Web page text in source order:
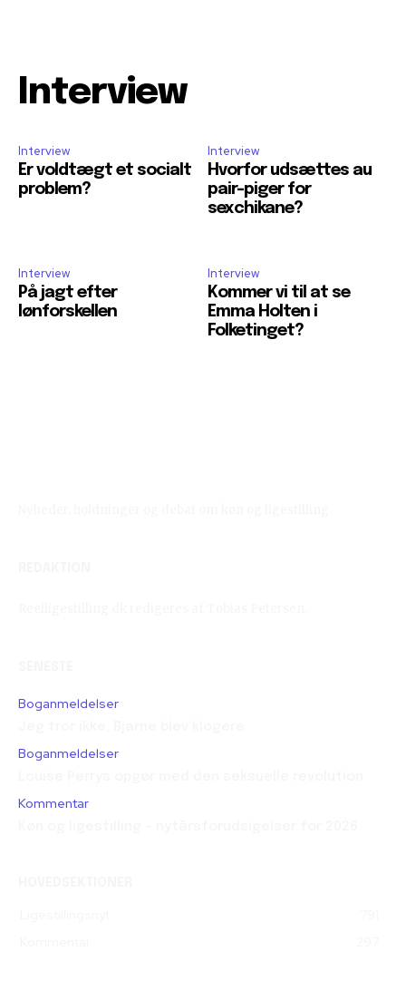
Interview
Interview
Er voldtægt et socialt
problem?
Interview
Hvorfor udsættes au
pair-piger for
sexchikane?
Interview
På jagt efter
lønforskellen
Interview
Kommer vi til at se
Emma Holten i
Folketinget?
Boganmeldelser
Boganmeldelser
Kommentar